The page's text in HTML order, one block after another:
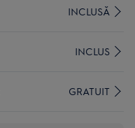
INCLUSĂ
INCLUS
GRATUIT